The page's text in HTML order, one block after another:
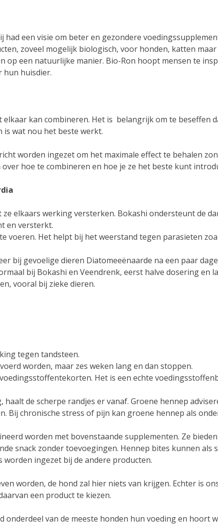
een visie om beter en gezondere
zoveel mogelijk biologisch, voor honden, katten maar
op een natuurlijke manier. Bio-Ron hoopt mensen te
hun huisdier.
kan combineren. Het is belangrijk om te beseffen
is wat nou het beste werkt.
worden ingezet om het maximale effect te behalen
hoe te combineren en hoe je ze het beste kunt
ze elkaars werking versterken. Bokashi ondersteunt de
en versterkt.
voeren. Het helpt bij het weerstand tegen parasieten
bij gevoelige dieren Diatomeeënaarde na een paar
bij Bokashi en Veendrenk, eerst halve dosering en
vooral bij zieke dieren.
tegen tandsteen.
worden, maar zes weken lang en dan stoppen.
Het is een echte
de scherpe randjes er vanaf. Groene hennep
Bij chronische stress of pijn kan groene hennep als
worden met bovenstaande supplementen. Ze
snack zonder toevoegingen. Hennep bites kunnen als
ingezet bij de andere producten.
worden, de hond zal hier niets van krijgen. Echter is
een product te kiezen.
onderdeel van de meeste honden hun voeding en hoort